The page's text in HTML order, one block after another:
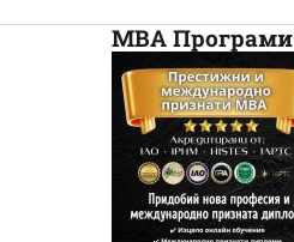
МВА Програми